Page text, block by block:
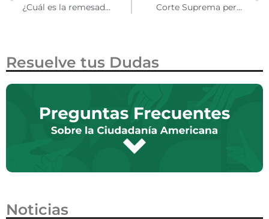
¿Cuál es la remesadora que más conviene a los migrantes mexicanos en junio 2026 según Profeco? Corte Suprema permite revisar estatus migratorio de residentes permanentes con cargos penales al regresar a Estados Unidos
Resuelve tus Dudas
Noticias